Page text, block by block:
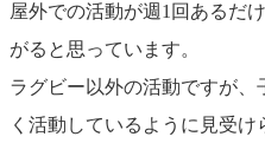
屋外での活動が週1回あるだ
がると思っています。
ラグビー以外の活動ですが
く活動しているように見受け